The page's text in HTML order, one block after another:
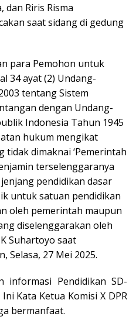
dan Riris Risma
saat sidang di gedung
para Pemohon untuk
34 ayat (2) Undang-
tentang Sistem
dengan Undang-
Indonesia Tahun 1945
hukum mengikat
tidak dimaknai ‘Pemerintah
terselenggaranya
pendidikan dasar
untuk satuan pendidikan
oleh pemerintah maupun
diselenggarakan oleh
Suhartoyo saat
Selasa, 27 Mei 2025.
informasi Pendidikan SD-
Kata Ketua Komisi X DPR
bermanfaat.